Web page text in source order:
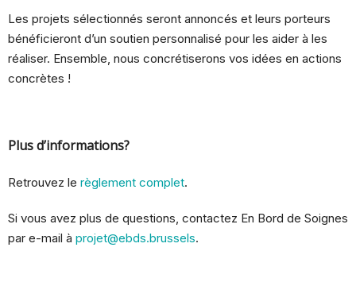
Les projets sélectionnés seront annoncés et leurs porteurs
bénéficieront d’un soutien personnalisé pour les aider à les
réaliser. Ensemble, nous concrétiserons vos idées en actions
concrètes !
Plus d’informations?
Retrouvez le règlement complet.
Si vous avez plus de questions, contactez En Bord de Soignes
par e-mail à projet@ebds.brussels.